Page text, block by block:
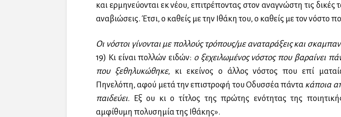
και ερμηνεύονται εκ νέου, επιτρέποντας στον αναγνώστη τις δικές
αναβιώσεις. Έτσι, ο καθείς με την Ιθάκη του, ο καθείς με τον νόστο
Οι νόστοι γίνονται με πολλούς τρόπους/με αναταράξεις και
19) Κι είναι πολλών ειδών: ο ξεχειλωμένος νόστος που βαραίνει
που ξεθηλυκώθηκε, κι εκείνος ο άλλος νόστος που επί
Πηνελόπη, αφού μετά την επιστροφή του Οδυσσέα πάντα κάποια
παιδεύει. Εξ ου κι ο τίτλος της πρώτης ενότητας της
αμφίθυμη πολυσημία της Ιθάκης».